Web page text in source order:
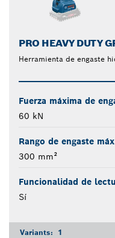
PRO HEAVY DUTY
Herramienta de engaste
Fuerza máxima de
60 kN
Rango de engaste
300 mm²
Funcionalidad de
Sí
Variants: 1